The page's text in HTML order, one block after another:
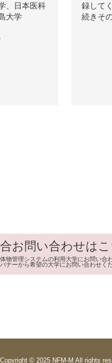
、日本医科
大学
録して
続きそ
お問い合わせは
物管理システムの利用大学にお問い合
バナーから希望の大学にお問い合わせく
Copyright © 2025 NFM-M All rights